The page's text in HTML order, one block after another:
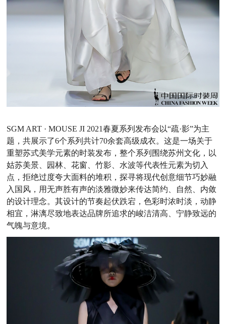
SGM ART · MOUSE JI 2021春夏系列 发布会以“疏·影”为主
题，共展示了6个系列共计70余套高级成衣。这是一场关于
重塑苏式美学元素的时装发布，整个系列围绕苏州文化，以
姑苏美景、园林、花窗、竹影、水波等代表性元素为切入
点，拒绝过度夸大面料的堆积，探寻将现代创意细节巧妙融
入国风，用无声胜有声的淡雅微妙来传达简约、自然、内敛
的设计理念。其设计的节奏起伏跌宕，色彩时浓时淡，动静
相宜，淋漓尽致地表达品牌所追求的峻洁清高、宁静致远的
气魄与意境。